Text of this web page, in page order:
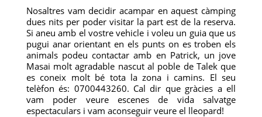
Nosaltres vam decidir acampar en aquest càmping
dues nits per poder visitar la part est de la reserva.
Si aneu amb el vostre vehicle i voleu un guia que us
pugui anar orientant en els punts on es troben els
animals podeu contactar amb en Patrick, un jove
Masai molt agradable nascut al poble de Talek que
es coneix molt bé tota la zona i camins. El seu
telèfon és: 0700443260. Cal dir que gràcies a ell
vam poder veure escenes de vida salvatge
espectaculars i vam aconseguir veure el lleopard!